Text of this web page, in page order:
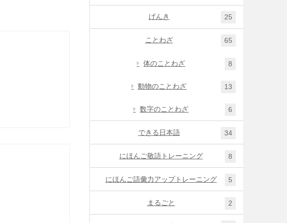
げんき 25
ことわざ 65
体のことわざ 8
動物のことわざ 13
数字のことわざ 6
できる日本語 34
にほんご敬語トレーニング 8
にほんご語彙力アップトレーニング 5
まるごと 2